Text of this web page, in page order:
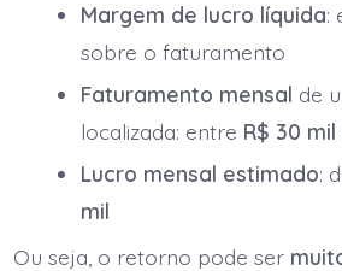
Margem de lucro líquida:
sobre o faturamento
Faturamento mensal de
localizada: entre R$ 30 mil
Lucro mensal estimado:
mil
Ou seja, o retorno pode ser